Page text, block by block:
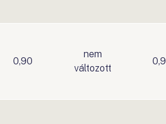
0,90
nem
változott